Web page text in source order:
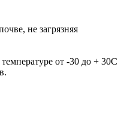
не загрязняя
от -30 до + 30С